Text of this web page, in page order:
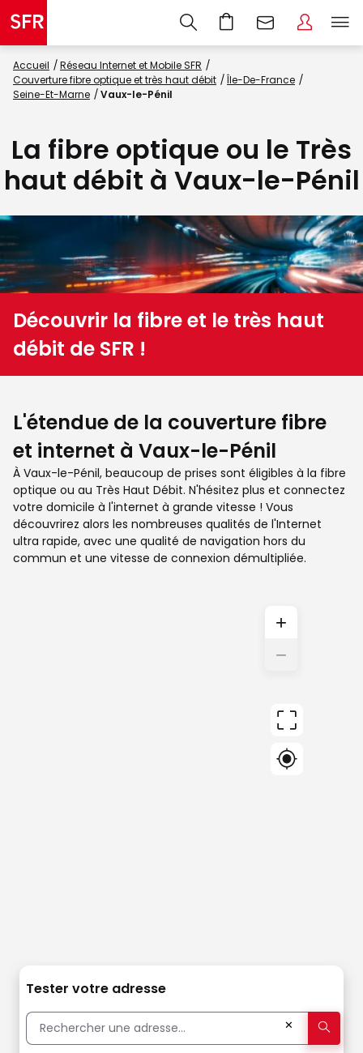
Accueil
Réseau Internet et Mobile SFR
Couverture fibre optique et très haut débit
Île-De-France
Seine-Et-Marne
Vaux-le-Pénil
La fibre optique ou le Très
haut débit à Vaux-le-Pénil
Découvrir la fibre et le très haut
débit de SFR !
L'étendue de la couverture fibre
et internet à Vaux-le-Pénil
À Vaux-le-Pénil, beaucoup de prises sont éligibles à la fibre
optique ou au Très Haut Débit. N'hésitez plus et connectez
votre domicile à l'internet à grande vitesse ! Vous
découvrirez alors les nombreuses qualités de l'Internet
ultra rapide, avec une qualité de navigation hors du
commun et une vitesse de connexion démultipliée.
+
−
Tester votre adresse
✕